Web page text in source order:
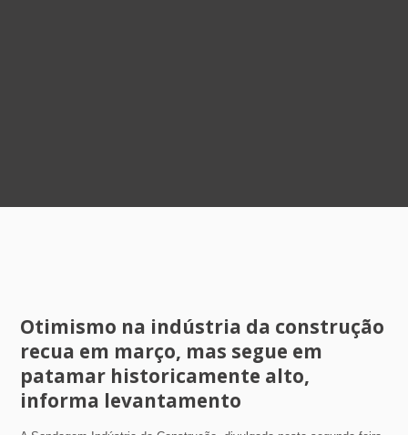
Otimismo na indústria da construção
recua em março, mas segue em
patamar historicamente alto,
informa levantamento